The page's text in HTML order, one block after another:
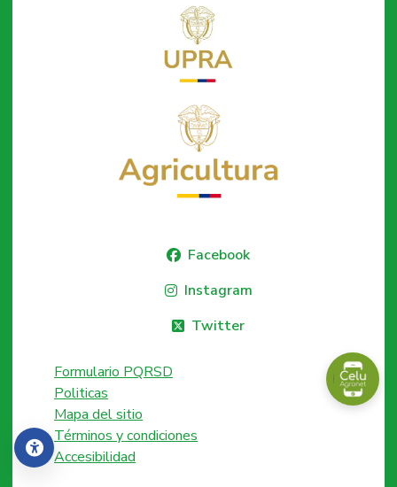
Accesibilidad
Facebook
Instagram
Twitter
Formulario PQRSD
Politicas
Mapa del sitio
Términos y condiciones
Accesibilidad